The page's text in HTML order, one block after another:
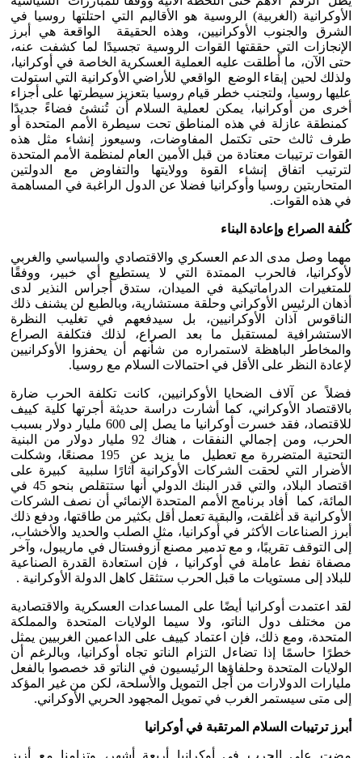
الأوكرانية (الغربية) الروسية هو الأقاليم التي احتلتها روسيا في
الشرق والجنوب الأوكرانيين، وهذه الحقيقة الواقعة هي أبرز
الإنجازات التي حققتها القوات الروسية تجسيدًا لما كشفت عنه،
حتى الآن، ما أطلقت عليه العملية العسكرية الخاصة في أوكرانيا،
ولذلك لحين إبقاء الوضع الواقعي للأراضي الأوكرانية التي استولت
عليها روسيا، ولتجنب خطر قيام روسيا بتعزيز سيطرتها على أجزاء
أخرى من أوكرانيا، يمكن لعملية السلام أن تُنشئ فضاءً جديدًا
كمنطقة عازلة في هذه المناطق تحت سيطرة الأمم المتحدة أو
طرف ثالث حتى تكتمل المفاوضات، وسيعوز إنشاء مثل هذه
القوات ترتيبات معتادة من قبل الأمين العام لمنظمة الأمم المتحدة
لترتيب اتفاق إنشاء القوة وولايتها والتفاوض مع الدولتين
المتحاربتين روسيا وأوكرانيا فضلا عن الدول الراغبة في المساهمة
في هذه القوات.
كُلفة الصراع وإعادة البناء
مهما وصل مدى الدعم العسكري والاقتصادي والسياسي والغربي
لأوكرانيا، فالحرب الممتدة التي لا يستطيع أي خبير، ووفقًا
للمتغيرات الدراماتيكية في الميدان، ستدق أجراس النذير لدى
أذهان الرئيس الأوكراني وحلقة مستشارية، وبالطبع لن يشنف ذلك
الناقوس آذان الأوكرانيين، بل سيدفعهم في تغليب النظرة
الاستشرافية لمستقبل ما بعد الصراع، لذلك فتكلفة الصراع
والمخاطر الباهظة لاستمراره من شأنهم أن يحفزوا الأوكرانيين
لإعادة النظر على الأقل في احتمالات السلام مع روسيا.
فضلاً عن آلاف الضحايا الأوكرانيين، كانت تكلفة الحرب ضارة
بالاقتصاد الأوكراني، كما أشارت دراسة حديثة أجرتها كلية كييف
للاقتصاد، فقد خسرت أوكرانيا ما يصل إلى 600 مليار دولار بسبب
الحرب، ومن إجمالي النفقات ، هناك 92 مليار دولار من البنية
التحتية المتضررة مع تعطيل ما يزيد عن 195 مصنعًا، وشكلت
الأضرار التي لحقت الشركات الأوكرانية آثارًا سلبية كبيرة على
اقتصاد البلاد، والتي قدر البنك الدولي أنها ستتقلص بنحو 45 في
المائة، كما أفاد برنامج الأمم المتحدة الإنمائي أن نصف الشركات
الأوكرانية قد أغلقت، والبقية تعمل أقل بكثير من طاقتها، ودفع ذلك
أبرز الصناعات الأكثر في أوكرانيا، مثل الصلب والحديد والأخشاب،
إلى التوقف تقريبًا، و مع تدمير مصنع آزوفستال في ماريبول، وآخر
مصفاة نفط عاملة في أوكرانيا ، فإن استعادة القدرة الصناعية
للبلاد إلى مستويات ما قبل الحرب ستثقل كاهل الدولة الأوكرانية .
لقد اعتمدت أوكرانيا أيضًا على المساعدات العسكرية والاقتصادية
من مختلف دول الناتو، ولا سيما الولايات المتحدة والمملكة
المتحدة، ومع ذلك، فإن اعتماد كييف على الداعمين الغربيين يمثل
خطرًا حاسمًا إذا تضاءل التزام الناتو تجاه أوكرانيا، وبالرغم أن
الولايات المتحدة وحلفاؤها الرئيسيون في الناتو قد خصصوا بالفعل
مليارات الدولارات من أجل التمويل والأسلحة، لكن من غير المؤكد
إلى متى سيستمر الغرب في تمويل المجهود الحربي الأوكراني.
أبرز ترتيبات السلام المرتقبة في أوكرانيا